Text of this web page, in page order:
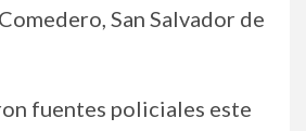
San Salvador de
fuentes policiales este